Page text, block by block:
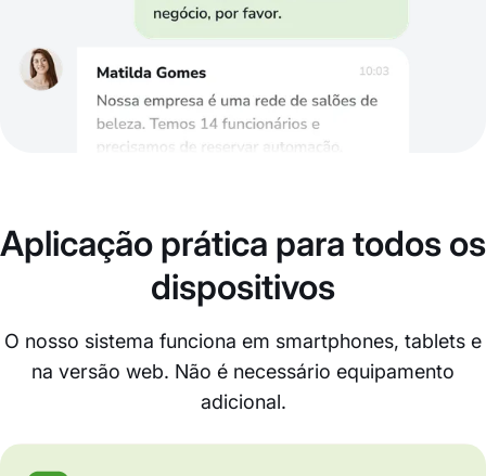
Aplicação prática para todos os
dispositivos
O nosso sistema funciona em smartphones, tablets e
na versão web. Não é necessário equipamento
adicional.